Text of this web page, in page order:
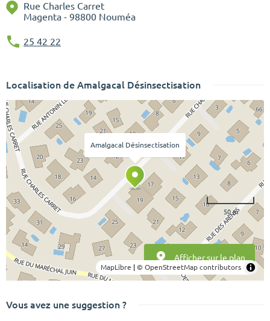
Rue Charles Carret
Magenta - 98800 Nouméa
25 42 22
Localisation de Amalgacal Désinsectisation
50 m
MapLibre | © OpenStreetMap contributors
Amalgacal Désinsectisation
Afficher sur le plan
Vous avez une suggestion ?